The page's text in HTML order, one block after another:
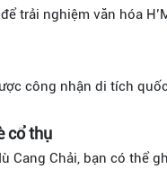
trải nghiệm văn hóa
công nhận di tích
cổ thụ
Cang Chải, bạn có thể